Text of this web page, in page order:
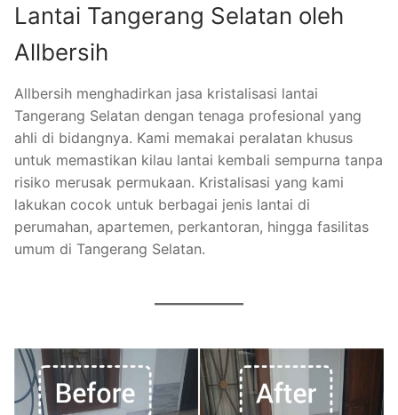
Lantai Tangerang Selatan oleh
Allbersih
Allbersih menghadirkan jasa kristalisasi lantai
Tangerang Selatan dengan tenaga profesional yang
ahli di bidangnya. Kami memakai peralatan khusus
untuk memastikan kilau lantai kembali sempurna tanpa
risiko merusak permukaan. Kristalisasi yang kami
lakukan cocok untuk berbagai jenis lantai di
perumahan, apartemen, perkantoran, hingga fasilitas
umum di Tangerang Selatan.